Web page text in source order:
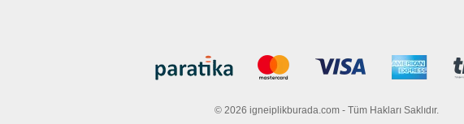
© 2026 igneiplikburada.com - Tüm Hakları Saklıdır.